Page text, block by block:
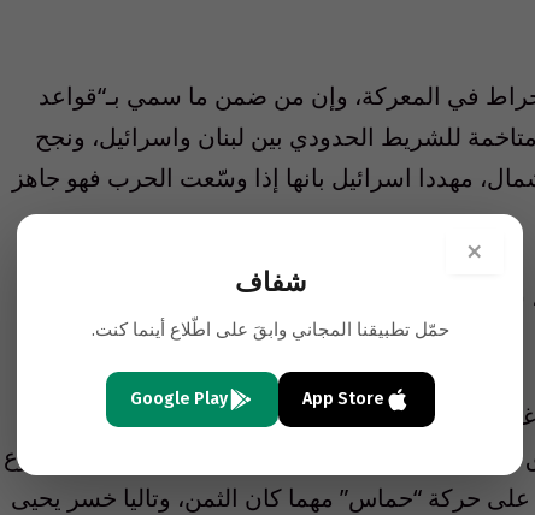
في المعركة، وإن من ضمن ما سمي بـ“قواعد
للشريط الحدودي بين لبنان واسرائيل، ونجح
مهددا اسرائيل بانها إذا وسّعت الحرب فهو جاهز
سحبَ جميع الاوراق الرابحة من يد حركة
من الذين سقطوا في السابع من اكتوبر، وأنه
ومقتضيات الدولة الاسرائيلية، وليس بالخضوع
على حركة “حماس” مهما كان الثمن، وتاليا خسر يحيى
×
شفاف
حمّل تطبيقنا المجاني وابقَ على اطّلاع أينما كنت.
App Store
Google Play